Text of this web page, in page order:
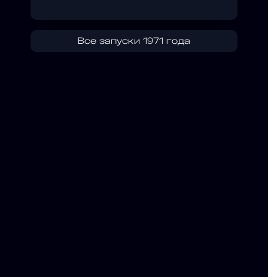
Все запуски 1971 года